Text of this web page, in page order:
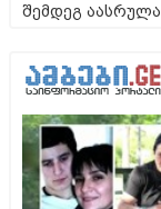
შემდეგ აასრულა